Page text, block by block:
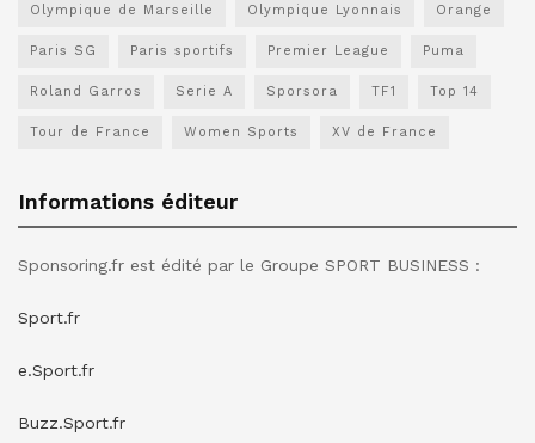
Olympique de Marseille Olympique Lyonnais Orange
Paris SG Paris sportifs Premier League Puma
Roland Garros Serie A Sporsora TF1 Top 14
Tour de France Women Sports XV de France
Informations éditeur
Sponsoring.fr est édité par le Groupe SPORT BUSINESS :
Sport.fr
e.Sport.fr
Buzz.Sport.fr